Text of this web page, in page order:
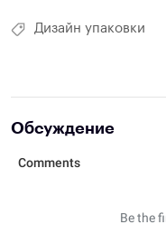
Дизайн упаковки
Обсуждение